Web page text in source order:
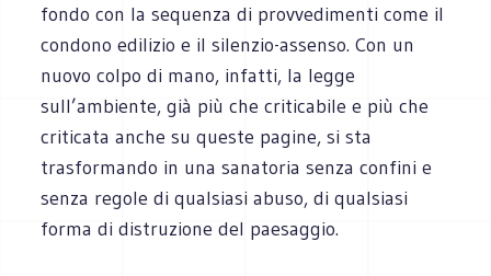
fondo con la sequenza di provvedimenti come il
condono edilizio e il silenzio-assenso. Con un
nuovo colpo di mano, infatti, la legge
sull’ambiente, già più che criticabile e più che
criticata anche su queste pagine, si sta
trasformando in una sanatoria senza confini e
senza regole di qualsiasi abuso, di qualsiasi
forma di distruzione del paesaggio.